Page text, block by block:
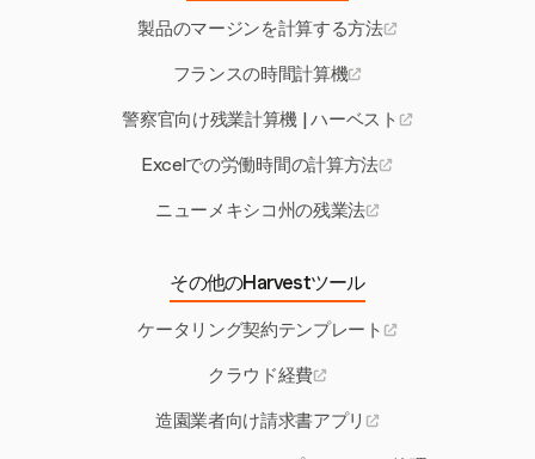
製品のマージンを計算する方法
フランスの時間計算機
警察官向け残業計算機 | ハーベスト
Excelでの労働時間の計算方法
ニューメキシコ州の残業法
その他のHarvestツール
ケータリング契約テンプレート
クラウド経費
造園業者向け請求書アプリ